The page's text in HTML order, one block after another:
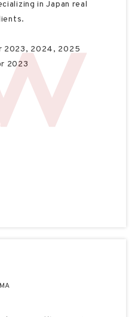
in Japan real
2023, 2024, 2025
2023